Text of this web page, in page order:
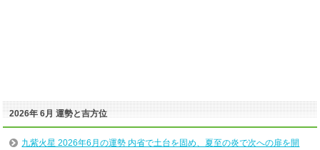
2026年 6月 運勢と吉方位
九紫火星 2026年6月の運勢 内省で土台を固め、夏至の炎で次への扉を開